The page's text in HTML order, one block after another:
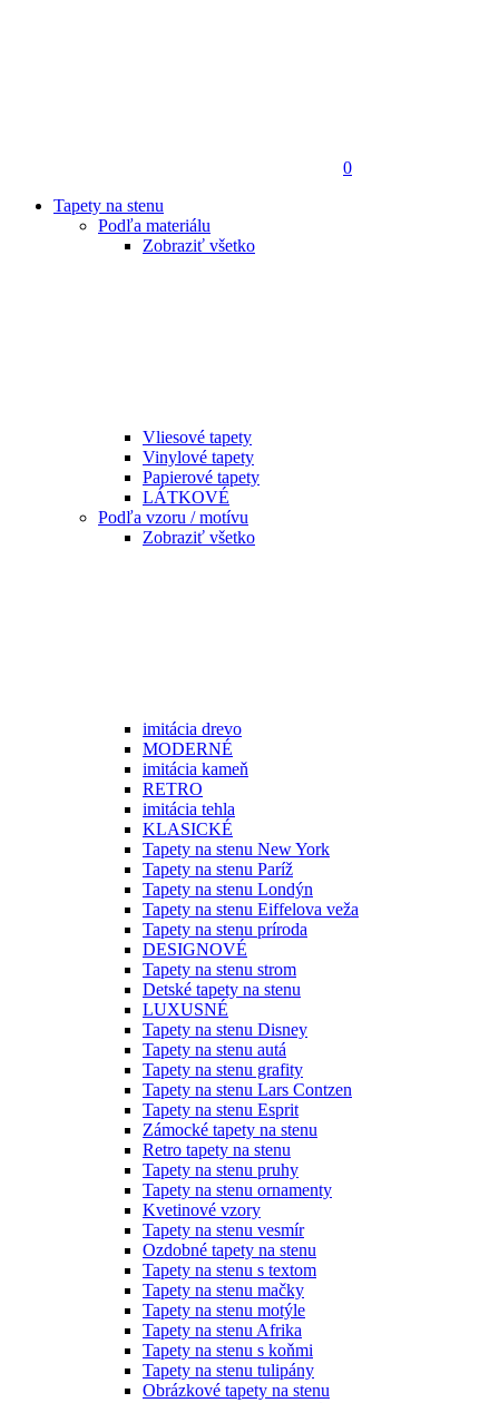
0
Tapety na stenu
Podľa materiálu
Zobraziť všetko
Vliesové tapety
Vinylové tapety
Papierové tapety
LÁTKOVÉ
Podľa vzoru / motívu
Zobraziť všetko
imitácia drevo
MODERNÉ
imitácia kameň
RETRO
imitácia tehla
KLASICKÉ
Tapety na stenu New York
Tapety na stenu Paríž
Tapety na stenu Londýn
Tapety na stenu Eiffelova veža
Tapety na stenu príroda
DESIGNOVÉ
Tapety na stenu strom
Detské tapety na stenu
LUXUSNÉ
Tapety na stenu Disney
Tapety na stenu autá
Tapety na stenu grafity
Tapety na stenu Lars Contzen
Tapety na stenu Esprit
Zámocké tapety na stenu
Retro tapety na stenu
Tapety na stenu pruhy
Tapety na stenu ornamenty
Kvetinové vzory
Tapety na stenu vesmír
Ozdobné tapety na stenu
Tapety na stenu s textom
Tapety na stenu mačky
Tapety na stenu motýle
Tapety na stenu Afrika
Tapety na stenu s koňmi
Tapety na stenu tulipány
Obrázkové tapety na stenu